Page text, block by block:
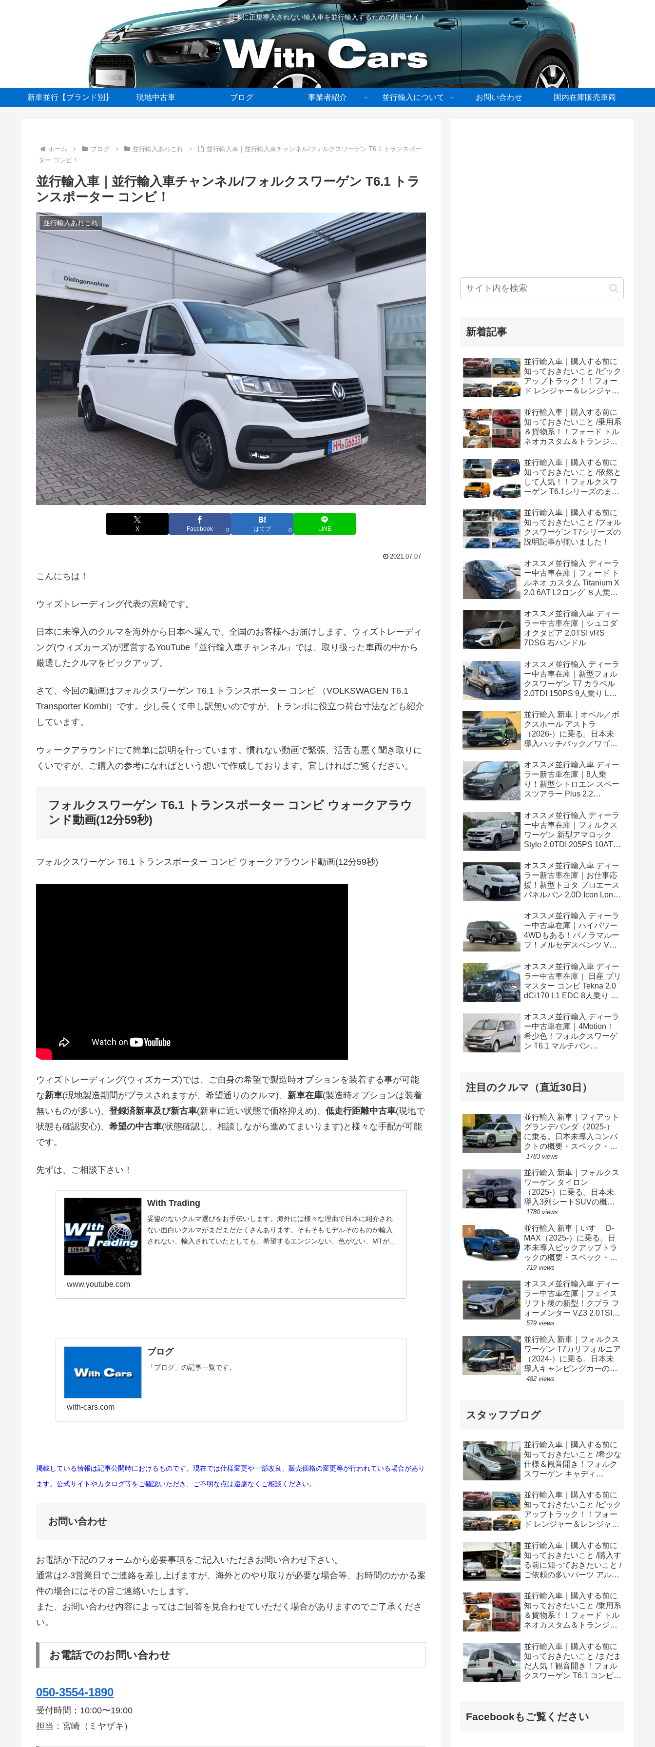
日本に正規導入されない輸入車を並行輸入するための情報サイト
新車並行【ブランド別】 現地中古車 ブログ 事業者紹介 並行輸入について お問い合わせ 国内在庫販売車両
ホーム ブログ 並行輸入あれこれ
並行輸入車｜並行輸入車チャンネル/フォルクスワーゲン T6.1 トランスポー
ター コンビ！
並行輸入車｜並行輸入車チャンネル/フォルクスワーゲン T6.1 トラ
ンスポーター コンビ！
並行輸入あれこれ
X Facebook 0 はてブ 0 LINE
2021.07.07
こんにちは！
ウィズトレーディング代表の宮崎です。
日本に未導入のクルマを海外から日本へ運んで、全国のお客様へお届けします。ウィズトレーディ
ング(ウィズカーズ)が運営するYouTube『並行輸入車チャンネル』では、取り扱った車両の中から
厳選したクルマをピックアップ。
さて、今回の動画はフォルクスワーゲン T6.1 トランスポーター コンビ （VOLKSWAGEN T6.1
Transporter Kombi）です。少し長くて申し訳無いのですが、トランポに役立つ荷台寸法なども紹介
しています。
ウォークアラウンドにて簡単に説明を行っています。慣れない動画で緊張、活舌も悪く聞き取りに
くいですが、ご購入の参考になればという想いで作成しております。宜しければご覧ください。
フォルクスワーゲン T6.1 トランスポーター コンビ ウォークアラウ
ンド動画(12分59秒)
フォルクスワーゲン T6.1 トランスポーター コンビ ウォークアラウンド動画(12分59秒)
ウィズトレーディング(ウィズカーズ)では、ご自身の希望で製造時オプションを装着する事が可能
な新車(現地製造期間がプラスされますが、希望通りのクルマ)、 新車在庫(製造時オプションは装着
無いものが多い)、 登録済新車及び新古車(新車に近い状態で価格抑えめ)、 低走行距離中古車(現地で
状態も確認安心)、 希望の中古車(状態確認し、相談しながら進めてまいります)と様々な手配が可能
です。
先ずは、ご相談下さい！
With Trading
妥協のないクルマ選びをお手伝いします。海外には様々な理由で日本に紹介され
ない面白いクルマがまだまだたくさんあります。そもそもモデルそのものが輸入
されない、輸入されていたとしても、希望するエンジンない、色がない、MTがな
www.youtube.com
ブログ
「ブログ」の記事一覧です。
with-cars.com
掲載している情報は記事公開時におけるものです。現在では仕様変更や一部改良、販売価格の変更等が行われている場合があり
ます。公式サイトやカタログ等をご確認いただき、ご不明な点は遠慮なくご相談ください。
お問い合わせ
お電話か下記のフォームから必要事項をご記入いただきお問い合わせ下さい。
通常は2-3営業日でご連絡を差し上げますが、海外とのやり取りが必要な場合等、お時間のかかる案
件の場合にはその旨ご連絡いたします。
また、お問い合わせ内容によってはご回答を見合わせていただく場合がありますのでご了承くださ
い。
お電話でのお問い合わせ
050-3554-1890
受付時間： 10:00〜19:00
担当：宮崎（ミヤザキ）
新着記事
並行輸入車｜購入する前に
知っておきたいこと /ピック
アップトラック！！フォー
ド レンジャー＆レンジャー
め！
並行輸入車｜購入する前に
知っておきたいこと /乗用系
＆貨物系！！フォード トル
ネオカスタム＆トランジッ
め！
並行輸入車｜購入する前に
知っておきたいこと /依然と
して人気！！フォルクスワ
ーゲン T6.1シリーズのまと
並行輸入車｜購入する前に
知っておきたいこと /フォル
クスワーゲン T7シリーズの
説明記事が揃いました！
オススメ並行輸入 ディーラ
ー中古車在庫｜フォード ト
ルネオ カスタム Titanium X
2.0 6AT L2ロング ８人乗り
オススメ並行輸入車 ディー
ラー中古車在庫｜シュコダ
オクタビア 2.0TSI vRS
7DSG 右ハンドル
オススメ並行輸入 ディーラ
ー中古車在庫｜新型フォル
クスワーゲン T7 カラベル
2.0TDI 150PS 9人乗り LWB
並行輸入 新車｜オペル／ボ
クスホール アストラ
（2026-）に乗る。日本未
導入ハッチバック／ワゴン
情報。
オススメ並行輸入車 ディー
ラー新古車在庫｜8人乗
り！新型シトロエン スペー
スツアラー Plus 2.2
ドル
オススメ並行輸入 ディーラ
ー中古車在庫｜フォルクス
ワーゲン 新型アマロック
Style 2.0TDI 205PS 10AT
オススメ並行輸入車 ディー
ラー新古車在庫｜お仕事応
援！新型トヨタ プロエース
パネルバン 2.0D Icon Long
オススメ並行輸入 ディーラ
ー中古車在庫｜ハイパワー
4WDもある！パノラマルー
フ！メルセデスベンツ Vク
ロング 4Matic 9G-Tronic 左
ハンドル
オススメ並行輸入車 ディー
ラー中古車在庫｜ 日産 プリ
マスター コンビ Tekna 2.0
dCi170 L1 EDC 8人乗り 左
オススメ並行輸入 ディーラ
ー中古車在庫｜4Motion！
希少色！フォルクスワーゲ
ン T6.1 マルチバン
注目のクルマ（直近30日）
並行輸入 新車｜フィアット
グランデパンダ（2025-）
に乗る。日本未導入コンパ
クトの概要・スペック・価
格の情報。
1783 views
並行輸入 新車｜フォルクス
ワーゲン タイロン
（2025-）に乗る。日本未
導入3列シートSUVの概
要・スペック・価格の情
1780 views
並行輸入 新車｜いすゞ D-
MAX（2025-）に乗る。日
本未導入ピックアップトラ
ックの概要・スペック・価
格の情報。
719 views
オススメ並行輸入車 ディー
ラー中古車在庫｜フェイス
リフト後の新型！クプラ フ
ォーメンター VZ3 2.0TSI
333PS 4Drive 7DSG 右ハン
579 views
並行輸入 新車｜フォルクス
ワーゲン T7カリフォルニア
（2024-）に乗る。日本未
導入キャンピングカーの概
要・スペック・価格の情
482 views
スタッフブログ
並行輸入車｜購入する前に
知っておきたいこと /希少な
仕様＆観音開き！フォルク
スワーゲン キャディ
並行輸入車｜購入する前に
知っておきたいこと /ピック
アップトラック！！フォー
ド レンジャー＆レンジャー
め！
並行輸入車｜購入する前に
知っておきたいこと /購入す
る前に知っておきたいこと /
ご依頼の多いパーツ アルピ
やカスタム・チューニング
パーツも何とかなる！②
並行輸入車｜購入する前に
知っておきたいこと /乗用系
＆貨物系！！フォード トル
ネオカスタム＆トランジッ
め！
並行輸入車｜購入する前に
知っておきたいこと /まだま
だ人気！観音開き！フォル
クスワーゲン T6.1 コンビ横
Facebookもご覧ください